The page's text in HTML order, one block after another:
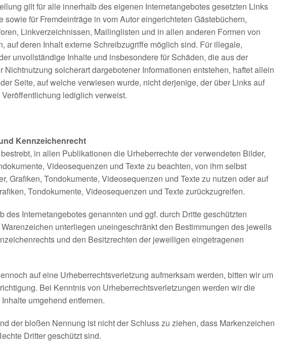
gilt für alle innerhalb des eigenen Internetangebotes gesetzten Links
sowie für Fremdeinträge in vom Autor eingerichteten Gästebüchern,
Linkverzeichnissen, Mailinglisten und in allen anderen Formen von
auf deren Inhalt externe Schreibzugriffe möglich sind. Für illegale,
unvollständige Inhalte und insbesondere für Schäden, die aus der
Nichtnutzung solcherart dargebotener Informationen entstehen, haftet allein
Seite, auf welche verwiesen wurde, nicht derjenige, der über Links auf
lediglich verweist.
Kennzeichenrecht
in allen Publikationen die Urheberrechte der verwendeten Bilder,
Videosequenzen und Texte zu beachten, von ihm selbst
Grafiken, Tondokumente, Videosequenzen und Texte zu nutzen oder auf
Tondokumente, Videosequenzen und Texte zurückzugreifen.
des Internetangebotes genannten und ggf. durch Dritte geschützten
unterliegen uneingeschränkt den Bestimmungen des jeweils
und den Besitzrechten der jeweiligen eingetragenen
auf eine Urheberrechtsverletzung aufmerksam werden, bitten wir um
Bei Kenntnis von Urheberrechtsverletzungen werden wir die
umgehend entfernen.
der bloßen Nennung ist nicht der Schluss zu ziehen, dass Markenzeichen
Dritter geschützt sind.